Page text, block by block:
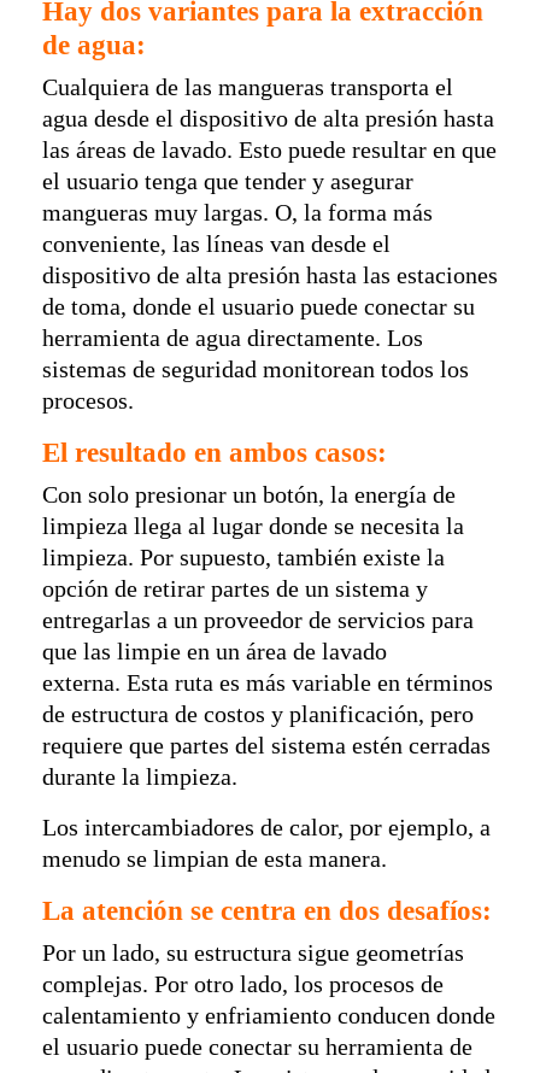
Hay dos variantes para la extracción
de agua:
Cualquiera de las mangueras transporta el
agua desde el dispositivo de alta presión hasta
las áreas de lavado. Esto puede resultar en que
el usuario tenga que tender y asegurar
mangueras muy largas. O, la forma más
conveniente, las líneas van desde el
dispositivo de alta presión hasta las estaciones
de toma, donde el usuario puede conectar su
herramienta de agua directamente. Los
sistemas de seguridad monitorean todos los
procesos.
El resultado en ambos casos:
Con solo presionar un botón, la energía de
limpieza llega al lugar donde se necesita la
limpieza. Por supuesto, también existe la
opción de retirar partes de un sistema y
entregarlas a un proveedor de servicios para
que las limpie en un área de lavado
externa. Esta ruta es más variable en términos
de estructura de costos y planificación, pero
requiere que partes del sistema estén cerradas
durante la limpieza.
Los intercambiadores de calor, por ejemplo, a
menudo se limpian de esta manera.
La atención se centra en dos desafíos:
Por un lado, su estructura sigue geometrías
complejas. Por otro lado, los procesos de
calentamiento y enfriamiento conducen donde
el usuario puede conectar su herramienta de